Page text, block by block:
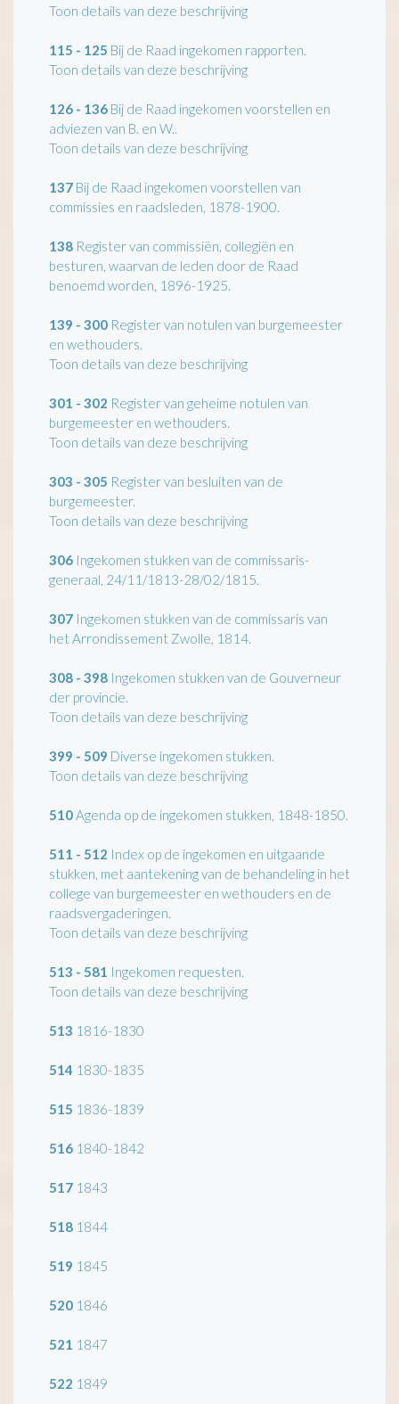
Toon details van deze beschrijving
115 - 125 Bij de Raad ingekomen rapporten.
Toon details van deze beschrijving
126 - 136 Bij de Raad ingekomen voorstellen en
adviezen van B. en W..
Toon details van deze beschrijving
137 Bij de Raad ingekomen voorstellen van
commissies en raadsleden, 1878-1900.
138 Register van commissiën, collegiën en
besturen, waarvan de leden door de Raad
benoemd worden, 1896-1925.
139 - 300 Register van notulen van burgemeester
en wethouders.
Toon details van deze beschrijving
301 - 302 Register van geheime notulen van
burgemeester en wethouders.
Toon details van deze beschrijving
303 - 305 Register van besluiten van de
burgemeester.
Toon details van deze beschrijving
306 Ingekomen stukken van de commissaris-
generaal, 24/11/1813-28/02/1815.
307 Ingekomen stukken van de commissaris van
het Arrondissement Zwolle, 1814.
308 - 398 Ingekomen stukken van de Gouverneur
der provincie.
Toon details van deze beschrijving
399 - 509 Diverse ingekomen stukken.
Toon details van deze beschrijving
510 Agenda op de ingekomen stukken, 1848-1850.
511 - 512 Index op de ingekomen en uitgaande
stukken, met aantekening van de behandeling in het
college van burgemeester en wethouders en de
raadsvergaderingen.
Toon details van deze beschrijving
513 - 581 Ingekomen requesten.
Toon details van deze beschrijving
513 1816-1830
514 1830-1835
515 1836-1839
516 1840-1842
517 1843
518 1844
519 1845
520 1846
521 1847
522 1849